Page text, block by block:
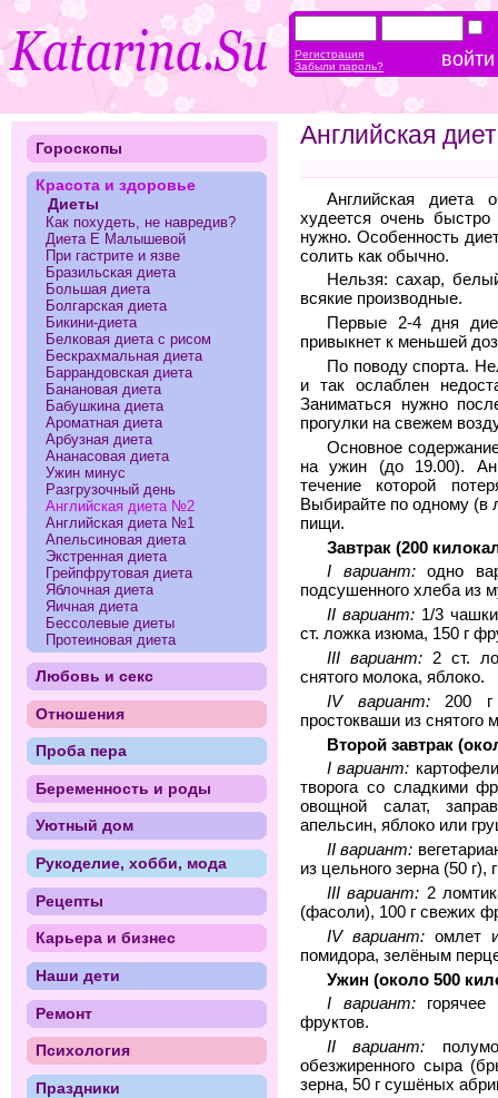
Английская
Английская диета
худеется очень быстро
нужно. Особенность
солить как обычно.
Нельзя: сахар,
всякие производные.
Первые 2-4 дня
привыкнет к меньшей
По поводу спорта.
и так ослаблен
Заниматься нужно
прогулки на свежем
Основное
на ужин (до 19.00).
течение которой
Выбирайте по одному (в
пищи.
Завтрак (200
I вариант:одно
подсушенного хлеба из
II вариант: 1/3
ст. ложка изюма, 150 г
III вариант: 2 ст.
снятого молока, яблоко.
IV вариант:200 г
простокваши из снятого
Второй завтрак
I вариант:
творога со сладкими
овощной салат,
апельсин, яблоко или
II вариант:
из цельного зерна (50 г),
III вариант: 2
(фасоли), 100 г свежих
IV вариант: омлет
помидора, зелёным
Ужин (около 500
I вариант:горячее
фруктов.
II вариант:
обезжиренного сыра
зерна, 50 г сушёных
Гороскопы
Красота и здоровье
Диеты
Как похудеть, не навредив?
Диета Е Малышевой
При гастрите и язве
Бразильская диета
Большая диета
Болгарская диета
Бикини-диета
Белковая диета с рисом
Бескрахмальная диета
Баррандовская диета
Банановая диета
Бабушкина диета
Ароматная диета
Арбузная диета
Ананасовая диета
Ужин минус
Разгрузочный день
Английская диета №2
Английская диета №1
Апельсиновая диета
Экстренная диета
Грейпфрутовая диета
Яблочная диета
Яичная диета
Бессолевые диеты
Протеиновая диета
Любовь и секс
Отношения
Проба пера
Беременность и роды
Уютный дом
Рукоделие, хобби, мода
Рецепты
Карьера и бизнес
Наши дети
Ремонт
Психология
Праздники
Регистрация
Забыли пароль?